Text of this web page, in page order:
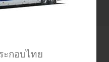
ะกอบไทย